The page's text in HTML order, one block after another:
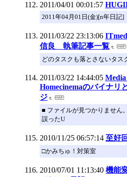
2011/04/01 00:01:57
2011年04月01日(金)[n年日記]
2011/03/22 23:13:06
信良 執筆記事一覧
どのタスクも落とさないタス
2011/03/22 14:44:05 Media
Homecinemaのバイナリ
ジ
■ ファイルが見つかりません。
誤ったU
2010/11/25 06:57:14 至好
□かみちゅ！対策室
2010/07/01 11:13:40 機能